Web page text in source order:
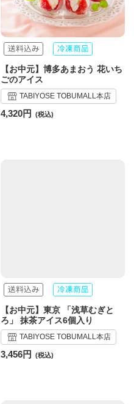
【お中元】博多あまおう 花いち
ごのアイス
TABIYOSE TOBUMALL本店
4,320円
【お中元】東京 「浅草むぎと
ろ」 抹茶アイス6個入り
TABIYOSE TOBUMALL本店
3,456円